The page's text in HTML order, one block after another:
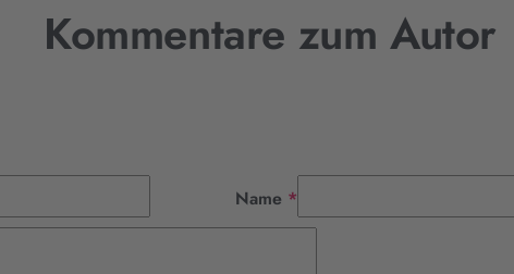
Kommentare zum Autor
Name *Pflichtfeld